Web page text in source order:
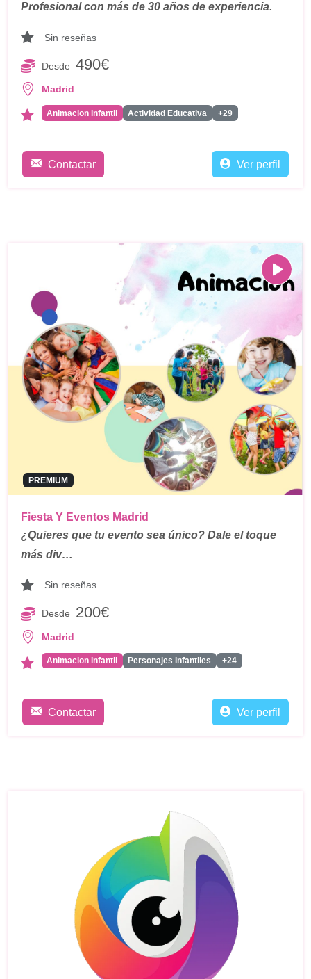
Profesional con más de 30 años de experiencia.
Sin reseñas
Desde 490€
Madrid
Animacion Infantil Actividad Educativa +29
Contactar Ver perfil
PREMIUM
Fiesta Y Eventos Madrid
¿Quieres que tu evento sea único? Dale el toque
más div…
Sin reseñas
Desde 200€
Madrid
Animacion Infantil Personajes Infantiles +24
Contactar Ver perfil